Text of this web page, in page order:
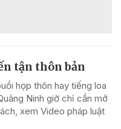
tận thôn bản
họp thôn hay tiếng loa
Ninh giờ chỉ cần mở
xem Video pháp luật